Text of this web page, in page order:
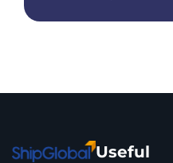
Useful